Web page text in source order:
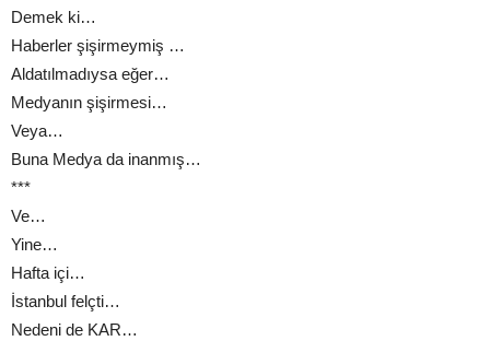
Demek ki…
Haberler şişirmeymiş …
Aldatılmadıysa eğer…
Medyanın şişirmesi…
Veya…
Buna Medya da inanmış…
***
Ve…
Yine…
Hafta içi…
İstanbul felçti…
Nedeni de KAR…